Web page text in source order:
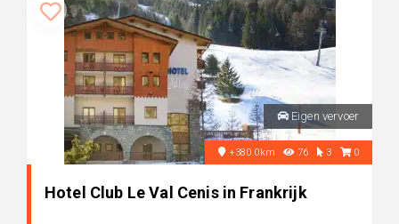
Eigen vervoer
+380.0km 76 3 0
Hotel Club Le Val Cenis in Frankrijk